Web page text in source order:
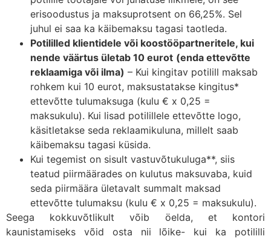
erisoodustus ja maksuprotsent on 66,25%. Sel
juhul ei saa ka käibemaksu tagasi taotleda.
Potililled klientidele või koostööpartneritele, kui
nende väärtus ületab 10 eurot (enda ettevõtte
reklaamiga või ilma) – Kui kingitav potilill maksab
rohkem kui 10 eurot, maksustatakse kingitus*
ettevõtte tulumaksuga (kulu € x 0,25 =
maksukulu). Kui lisad potilillele ettevõtte logo,
käsitletakse seda reklaamikuluna, millelt saab
käibemaksu tagasi küsida.
Kui tegemist on sisult vastuvõtukuluga**, siis
teatud piirmäärades on kulutus maksuvaba, kuid
seda piirmäära ületavalt summalt maksad
ettevõtte tulumaksu (kulu € x 0,25 = maksukulu).
Seega kokkuvõtlikult võib öelda, et kontori
kaunistamiseks võid osta nii lõike- kui ka potililli